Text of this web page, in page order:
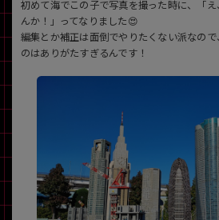
初めて海でこの子で写真を撮った時に、「
んか！」ってなりました😍
編集とか補正は面倒でやりたくない派なの
のはありがたすぎるんです！
年
年
ただし機能別のみ「and検索」となります。